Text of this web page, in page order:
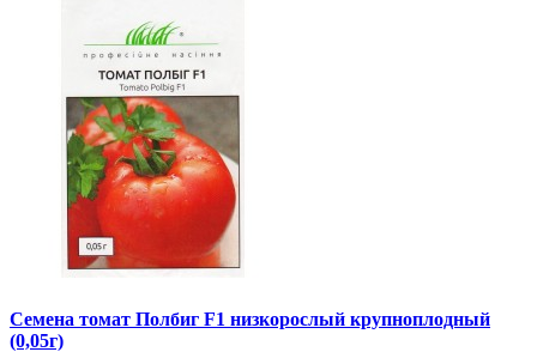
Семена томат Полбиг F1 низкорослый крупноплодный
(0,05г)